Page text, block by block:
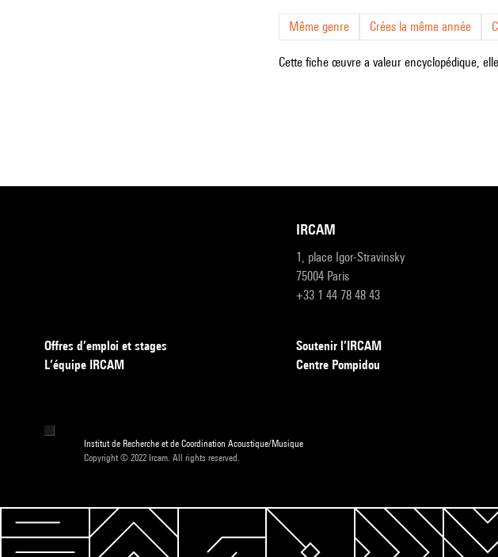
Même genre Crées la même année
Cette fiche œuvre a valeur encyclopédique,
IRCAM
1, place Igor-Stravinsky
75004 Paris
+33 1 44 78 48 43
Offres d’emploi et stages
L’équipe IRCAM
Soutenir l’IRCAM
Centre Pompidou
Institut de Recherche et de Coordination Acoustique/Musique
Copyright © 2022 Ircam. All rights reserved.